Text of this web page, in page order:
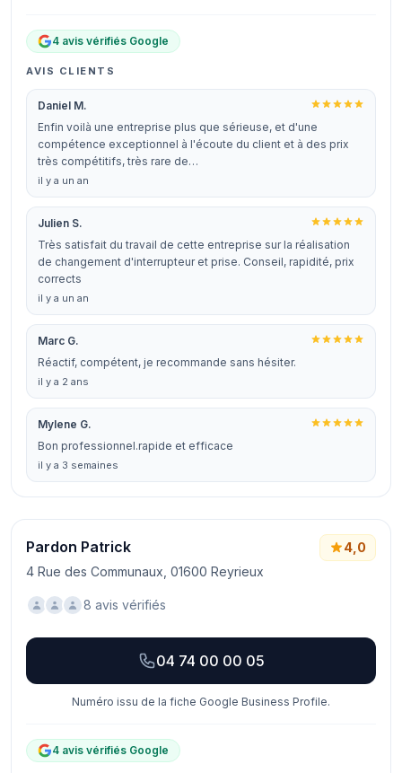
4 avis vérifiés Google
AVIS CLIENTS
Daniel M.
Enfin voilà une entreprise plus que sérieuse, et d'une
compétence exceptionnel à l'écoute du client et à des prix
très compétitifs, très rare de…
il y a un an
Julien S.
Très satisfait du travail de cette entreprise sur la réalisation
de changement d'interrupteur et prise. Conseil, rapidité, prix
corrects
il y a un an
Marc G.
Réactif, compétent, je recommande sans hésiter.
il y a 2 ans
Mylene G.
Bon professionnel.rapide et efficace
il y a 3 semaines
Pardon Patrick
4 Rue des Communaux, 01600 Reyrieux
4,0
8 avis vérifiés
04 74 00 00 05
Numéro issu de la fiche Google Business Profile.
4 avis vérifiés Google